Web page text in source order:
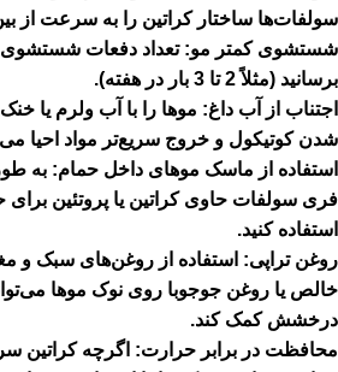
سولفات‌ها ساختار کراتین را به سرعت از
شستشوی کمتر مو: تعداد دفعات شستشوی
برسانید (مثلاً 2 تا 3 بار در هفته).
اجتناب از آب داغ: موها را با آب ولرم یا
شدن کوتیکول و خروج سریع‌تر مواد احیا
استفاده از ماسک موهای داخل حمام: به
فری سولفات حاوی کراتین یا پروتئین
استفاده کنید.
روغن تراپی: استفاده از روغن‌های سبک و
خالص یا روغن جوجوبا روی نوک موها
درخشش کمک کند.
محافظت در برابر حرارت: اگرچه کراتین